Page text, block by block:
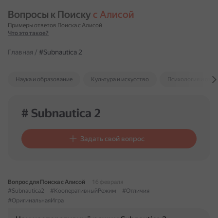
Вопросы к Поиску с Алисой
Примеры ответов Поиска с Алисой
Что это такое?
Главная / #Subnautica 2
Наука и образование Культура и искусство Психология и
# Subnautica 2
Задать свой вопрос
Вопрос для Поиска с Алисой
16 февраля
#Subnautica2
#КооперативныйРежим
#Отличия
#ОригинальнаяИгра